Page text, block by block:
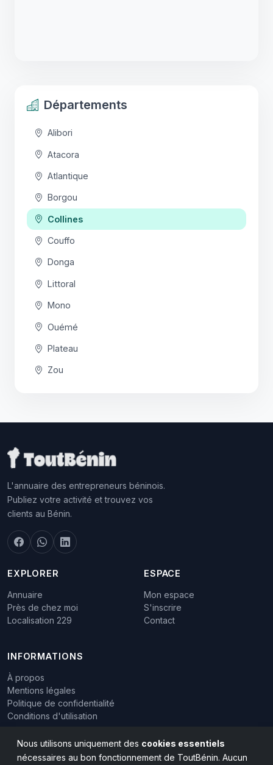
Départements
Alibori
Atacora
Atlantique
Borgou
Collines
Couffo
Donga
Littoral
Mono
Ouémé
Plateau
Zou
L'annuaire des entrepreneurs béninois.
Publiez votre activité et trouvez vos
clients au Bénin.
EXPLORER
Annuaire
Près de chez moi
Localisation 229
ESPACE
Mon espace
S'inscrire
Contact
INFORMATIONS
À propos
Mentions légales
Politique de confidentialité
Conditions d'utilisation
Nous utilisons uniquement des cookies essentiels
nécessaires au bon fonctionnement de ToutBénin. Aucun